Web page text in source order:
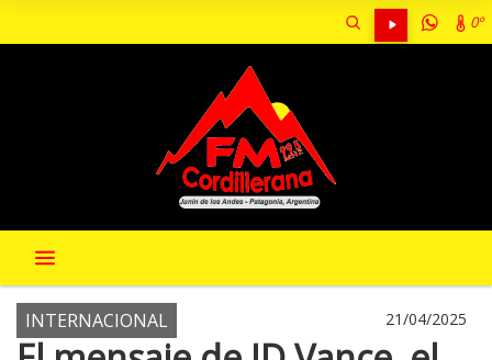
0º
INTERNACIONAL 21/04/2025